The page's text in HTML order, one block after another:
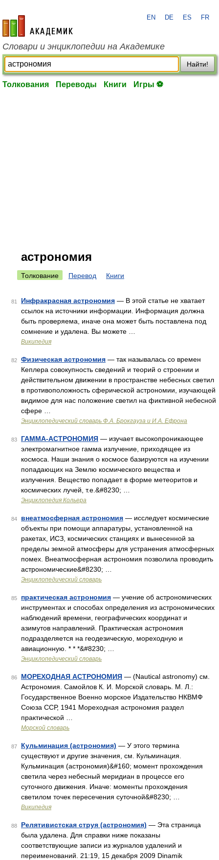
academic.ru
EN DE ES FR
Словари и энциклопедии на Академике
Найти!
Толкования Переводы Книги Игры ⚽
астрономия
Толкование Перевод Книги
81 Инфракрасная астрономия — В этой статье не хватает
ссылок на источники информации. Информация должна
быть проверяема, иначе она может быть поставлена под
сомнение и удалена. Вы можете …
Википедия
82 Физическая астрономия — так называлась со времен
Кеплера совокупность сведений и теорий о строении и
действительном движении в пространстве небесных светил
в противоположность сферической астрономии, изучающей
видимое для нас положение светил на фиктивной небесной
сфере …
Энциклопедический словарь Ф.А. Брокгауза и И.А. Ефрона
83 ГАММА-АСТРОНОМИЯ — изучает высокопроникающее
электромагнитное гамма излучение, приходящее из
космоса. Наши знания о космосе базируются на изучении
попадающих на Землю космического вещества и
излучения. Вещество попадает в форме метеоритов и
космических лучей, т.е.&#8230; …
Энциклопедия Кольера
84 внеатмосферная астрономия — исследует космические
объекты при помощи аппаратуры, установленной на
ракетах, ИСЗ, космических станциях и вынесенной за
пределы земной атмосферы для устранения атмосферных
помех. Внеатмосферная астрономия позволила проводить
астрономические&#8230; …
Энциклопедический словарь
85 практическая астрономия — учение об астрономических
инструментах и способах определения из астрономических
наблюдений времени, географических координат и
азимутов направлений. Практическая астрономия
подразделяется на геодезическую, мореходную и
авиационную. * * *&#8230; …
Энциклопедический словарь
86 МОРЕХОДНАЯ АСТРОНОМИЯ — (Nautical astronomy) см.
Астрономия. Самойлов К. И. Морской словарь. М. Л.:
Государственное Военно морское Издательство НКВМФ
Союза ССР, 1941 Мореходная астрономия раздел
практической …
Морской словарь
87 Кульминация (астрономия) — У этого термина
существуют и другие значения, см. Кульминация.
Кульминация (астрономия)&#160; момент прохождения
светила через небесный меридиан в процессе его
суточного движения. Иначе: моменты прохождения
светилом точек пересечения суточной&#8230; …
Википедия
88 Релятивистская струя (астрономия) — Эта страница
была удалена. Для справки ниже показаны
соответствующие записи из журналов удалений и
переименований. 21:19, 15 декабря 2009 Dinamik